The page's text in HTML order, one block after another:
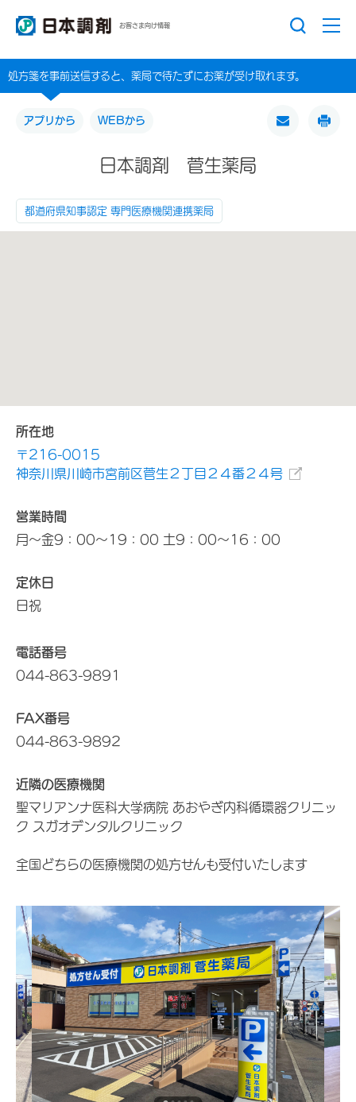
お客さま向け情報
処方箋を事前送信すると、薬局で待たずにお薬が受け取れます。
アプリから WEBから
日本調剤 菅生薬局
都道府県知事認定 専門医療機関連携薬局
所在地
〒216-0015
神奈川県川崎市宮前区菅生２丁目２４番２４号
営業時間
月～金9：00～19：00 土9：00～16：00
定休日
日祝
電話番号
044-863-9891
FAX番号
044-863-9892
近隣の医療機関
聖マリアンナ医科大学病院 あおやぎ内科循環器クリニッ
ク スガオデンタルクリニック
全国どちらの医療機関の処方せんも受付いたします